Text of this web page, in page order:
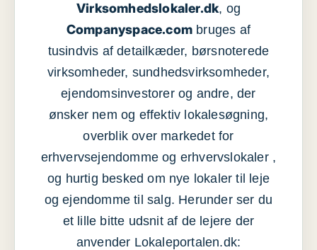
Virksomhedslokaler.dk, og
Companyspace.com bruges af
tusindvis af detailkæder, børsnoterede
virksomheder, sundhedsvirksomheder,
ejendomsinvestorer og andre, der
ønsker nem og effektiv lokalesøgning,
overblik over markedet for
erhvervsejendomme og erhvervslokaler ,
og hurtig besked om nye lokaler til leje
og ejendomme til salg. Herunder ser du
et lille bitte udsnit af de lejere der
anvender Lokaleportalen.dk: